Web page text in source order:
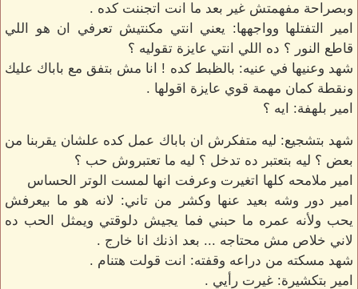
وبصراحة مفهمتش غير بعد ما انت اتجننت كده .
امير التفتلها وواجهها: يعني انتي مكنتيش تعرفي ان هو اللي
قاطع النور ؟ ده اللي انتي عايزة تقوليه ؟
شهد وعنيها في عنيه: بالظبط كده ! انا مش بتفق مع باباك عليك
ونقطة كمان مهمة قوي عايزة اقولها .
امير بلهفة: ايه ؟
شهد بتشجيع: ليه متفكرش ان باباك عمل كده علشان يقربنا من
بعض ؟ ليه بتعتبر ده تدخل ؟ ليه ما تعتبروش حب ؟
امير ملامحه كلها اتغيرت وعرفت انها لمست الوتر الحساس
امير دور وشه بعيد عنها وكشر من تاني: لانه هو ما بيعرفش
يحب ولأنه عمره ما حبني فما يجيش دلوقتي ويمثل الحب ده
لاني خلاص مش محتاجه ... بعد اذنك انا خارج .
شهد مسكته من دراعه وقفته: انت قولت هتنام .
امير بتكشيرة: غيرت رأيي .